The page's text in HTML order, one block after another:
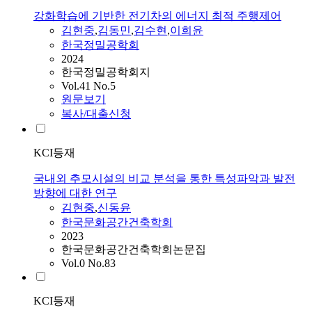
강화학습에 기반한 전기차의 에너지 최적 주행제어
김현중,김동민,김수현,이희윤
한국정밀공학회
2024
한국정밀공학회지
Vol.41 No.5
원문보기
복사/대출신청
KCI등재
국내외 추모시설의 비교 분석을 통한 특성파악과 발전
방향에 대한 연구
김현중,신동윤
한국문화공간건축학회
2023
한국문화공간건축학회논문집
Vol.0 No.83
KCI등재